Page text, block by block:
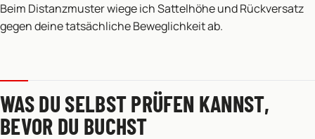
Beim Distanzmuster wiege ich Sattelhöhe und Rückversatz
gegen deine tatsächliche Beweglichkeit ab.
WAS DU SELBST PRÜFEN KANNST,
BEVOR DU BUCHST